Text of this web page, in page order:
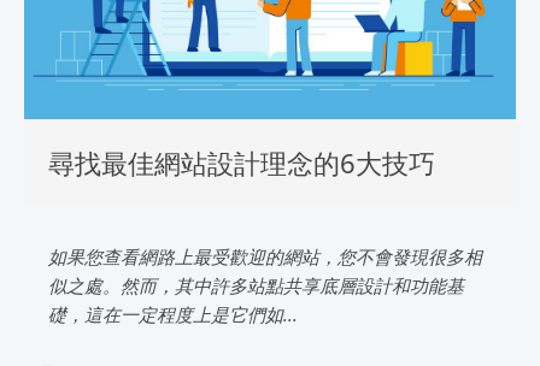
尋找最佳網站設計理念的6大技巧
如果您查看網路上最受歡迎的網站，您不會發現很多相
似之處。然而，其中許多站點共享底層設計和功能基
礎，這在一定程度上是它們如...